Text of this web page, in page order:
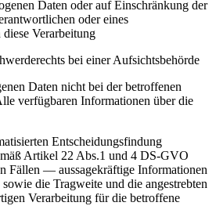
Daten oder auf Einschränkung der
oder eines
Verarbeitung
bei einer Aufsichtsbehörde
Daten nicht bei der betroffenen
verfügbaren Informationen über die
Entscheidungsfindung
Artikel 22 Abs.1 und 4 DS-GVO
Fällen — aussagekräftige Informationen
die Tragweite und die angestrebten
Verarbeitung für die betroffene